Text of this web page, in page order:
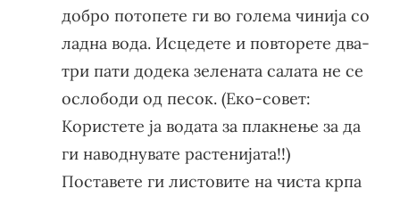
добро потопете ги во голема чинија со
ладна вода. Исцедете и повторете два-
три пати додека зелената салата не се
ослободи од песок. (Еко-совет:
Користете ја водата за плакнење за да
ги наводнувате растенијата!!)
Поставете ги листовите на чиста крпа